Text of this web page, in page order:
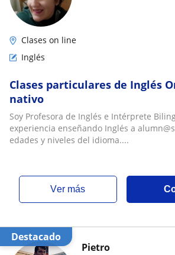
Clases on line
Inglés
Clases particulares de Inglés
nativo
Soy Profesora de Inglés e Intérprete
experiencia enseñando Inglés a
edades y niveles del idioma....
ver más
Destacado
Pietro